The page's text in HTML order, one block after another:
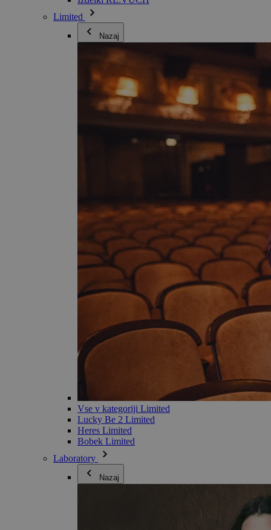
Limited
Nazaj
Vse v kategoriji Limited
Lucky Be 2 Limited
Heres Limited
Bobek Limited
Laboratory
Nazaj